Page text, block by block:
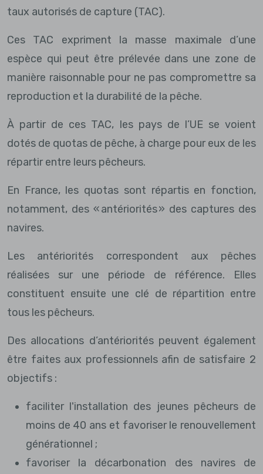
taux autorisés de capture (TAC).
Ces TAC expriment la masse maximale d’une
espèce qui peut être prélevée dans une zone de
manière raisonnable pour ne pas compromettre sa
reproduction et la durabilité de la pêche.
À partir de ces TAC, les pays de l’UE se voient
dotés de quotas de pêche, à charge pour eux de les
répartir entre leurs pêcheurs.
En France, les quotas sont répartis en fonction,
notamment, des « antériorités » des captures des
navires.
Les antériorités correspondent aux pêches
réalisées sur une période de référence. Elles
constituent ensuite une clé de répartition entre
tous les pêcheurs.
Des allocations d’antériorités peuvent également
être faites aux professionnels afin de satisfaire 2
objectifs :
faciliter l'installation des jeunes pêcheurs de
moins de 40 ans et favoriser le renouvellement
générationnel ;
favoriser la décarbonation des navires de